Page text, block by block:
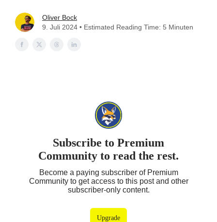
Oliver Bock
9. Juli 2024 • Estimated Reading Time: 5 Minuten
Subscribe to Premium
Community to read the rest.
Become a paying subscriber of Premium
Community to get access to this post and other
subscriber-only content.
Upgrade